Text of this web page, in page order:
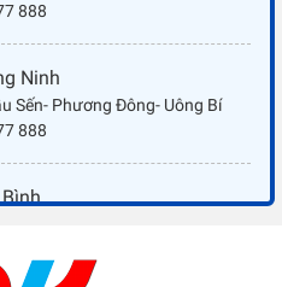
888
Ninh
Sến- Phương Đông- Uông Bí
888
888